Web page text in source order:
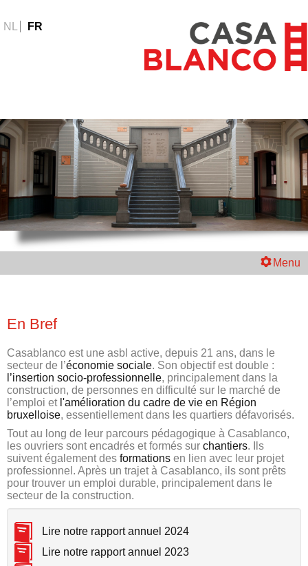
NL FR
Menu
En Bref
Casablanco est une asbl active, depuis 21 ans, dans le
secteur de l’économie sociale. Son objectif est double :
l’insertion socio-professionnelle, principalement dans la
construction, de personnes en difficulté sur le marché de
l’emploi et l'amélioration du cadre de vie en Région
bruxelloise, essentiellement dans les quartiers défavorisés.
Tout au long de leur parcours pédagogique à Casablanco,
les ouvriers sont encadrés et formés sur chantiers. Ils
suivent également des formations en lien avec leur projet
professionnel. Après un trajet à Casablanco, ils sont prêts
pour trouver un emploi durable, principalement dans le
secteur de la construction.
Lire notre rapport annuel 2024
Lire notre rapport annuel 2023